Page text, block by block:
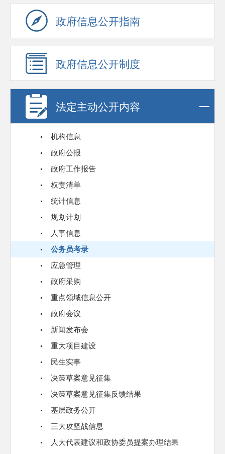
政府信息公开指南
政府信息公开制度
法定主动公开内容
机构信息
政府公报
政府工作报告
权责清单
统计信息
规划计划
人事信息
公务员考录
应急管理
政府采购
重点领域信息公开
政府会议
新闻发布会
重大项目建设
民生实事
决策草案意见征集
决策草案意见征集反馈结果
基层政务公开
三大攻坚战信息
人大代表建议和政协委员提案办理结果